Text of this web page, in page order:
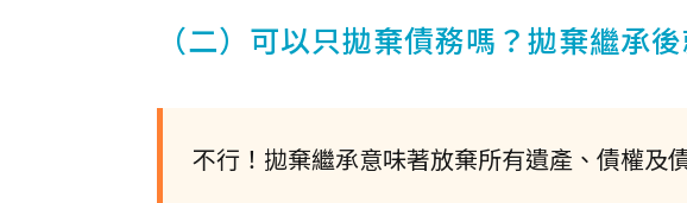
（二）可以只拋棄債務嗎？拋棄繼承
不行！拋棄繼承意味著放棄所有遺產、債權及